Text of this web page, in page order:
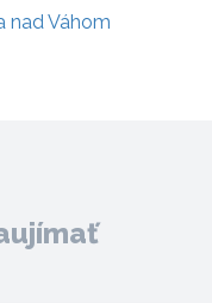
nad Váhom